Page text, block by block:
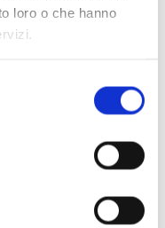
loro o che hanno
Clarinetto:
Lorenzo